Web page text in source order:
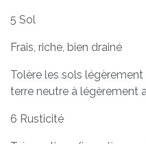
5 Sol
Frais, riche, bien drainé
Tolère les sols
terre neutre à légèrement
6 Rusticité